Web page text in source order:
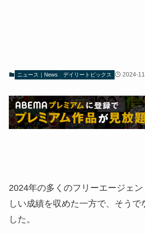
ニュース｜News デイリートピックス 2024-
2024年の多くのフリーエージェ
しい成績を収めた一方で、そうで
した。